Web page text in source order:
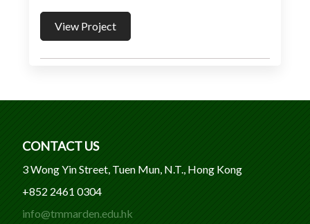
View Project
CONTACT US
3 Wong Yin Street, Tuen Mun, N.T., Hong Kong
+852 2461 0304
info@tmmarden.edu.hk